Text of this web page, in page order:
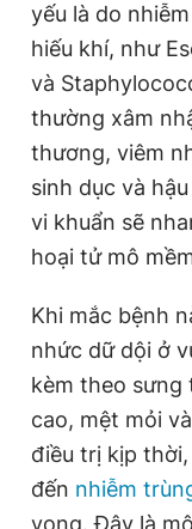
yếu là do
hiếu khí, như
và
thường xâm
thương, viêm
sinh dục và
vi khuẩn sẽ
hoại tử mô
Khi mắc bệnh
nhức dữ dội ở
kèm theo sưng
cao, mệt mỏi
điều trị kịp
đến nhiễm
vong. Đây là